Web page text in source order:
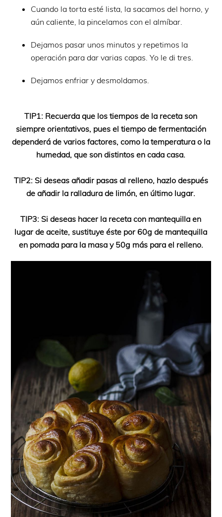
Cuando la torta esté lista, la sacamos del horno, y
aún caliente, la pincelamos con el almíbar.
Dejamos pasar unos minutos y repetimos la
operación para dar varias capas. Yo le di tres.
Dejamos enfriar y desmoldamos.
TIP1: Recuerda que los tiempos de la receta son
siempre orientativos, pues el tiempo de fermentación
dependerá de varios factores, como la temperatura o la
humedad, que son distintos en cada casa.
TIP2: Si deseas añadir pasas al relleno, hazlo después
de añadir la ralladura de limón, en último lugar.
TIP3: Si deseas hacer la receta con mantequilla en
lugar de aceite, sustituye éste por 60g de mantequilla
en pomada para la masa y 50g más para el relleno.